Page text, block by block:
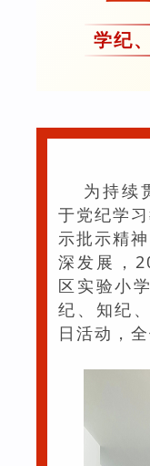
学纪
为持续
于党纪学
示批示精
深发展，
区实验小
纪、知纪
日活动，